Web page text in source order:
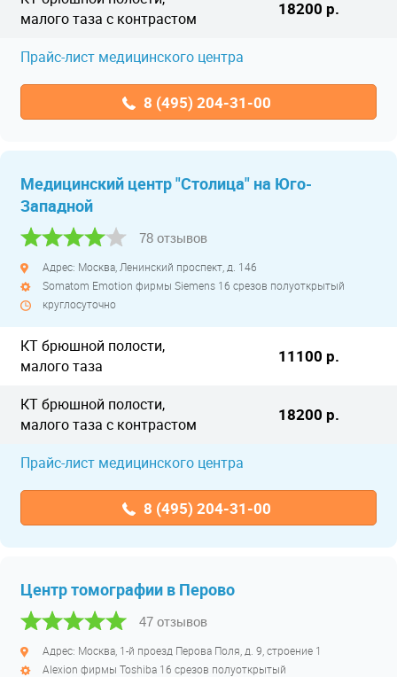
малого таза с контрастом
18200 р.
Прайс-лист медицинского центра
8 (495) 204-31-00
Медицинский центр "Столица" на Юго-
Западной
78 отзывов
Адрес: Москва, Ленинский проспект, д. 146
Somatom Emotion фирмы Siemens 16 срезов полуоткрытый
круглосуточно
КТ брюшной полости,
малого таза
11100 р.
КТ брюшной полости,
малого таза с контрастом
18200 р.
Прайс-лист медицинского центра
8 (495) 204-31-00
Центр томографии в Перово
47 отзывов
Адрес: Москва, 1-й проезд Перова Поля, д. 9, строение 1
Alexion фирмы Toshiba 16 срезов полуоткрытый